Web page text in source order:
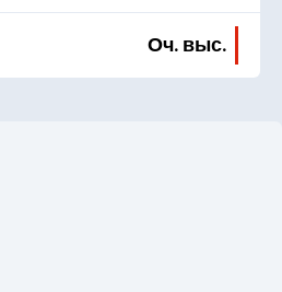
Оч. выс.